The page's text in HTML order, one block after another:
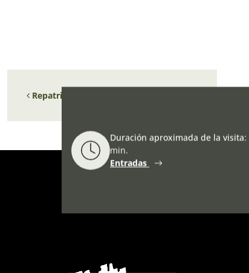
Navegación de entradas
Repatriation of Basque refugee children
Duración aproximada de la visita:
min.
Entradas